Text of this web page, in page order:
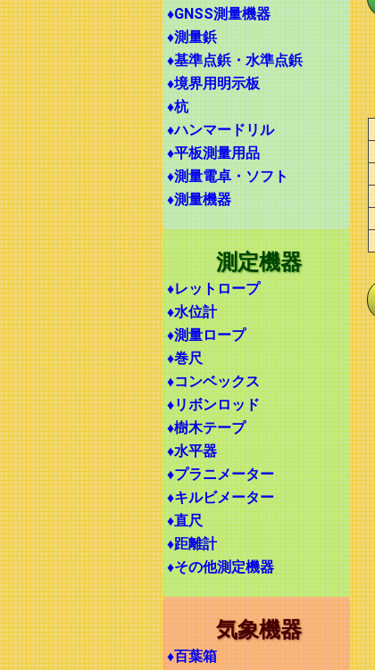
♦GNSS測量機器
♦測量鋲
♦基準点鋲・水準点鋲
♦境界用明示板
♦杭
♦ハンマードリル
♦平板測量用品
♦測量電卓・ソフト
♦測量機器
測定機器
♦レットロープ
♦水位計
♦測量ロープ
♦巻尺
♦コンベックス
♦リボンロッド
♦樹木テープ
♦水平器
♦プラニメーター
♦キルビメーター
♦直尺
♦距離計
♦その他測定機器
気象機器
♦百葉箱